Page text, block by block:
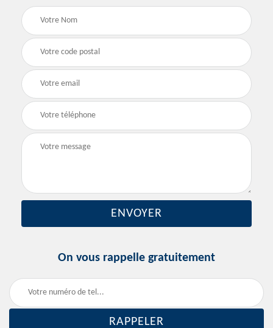
On vous rappelle gratuitement